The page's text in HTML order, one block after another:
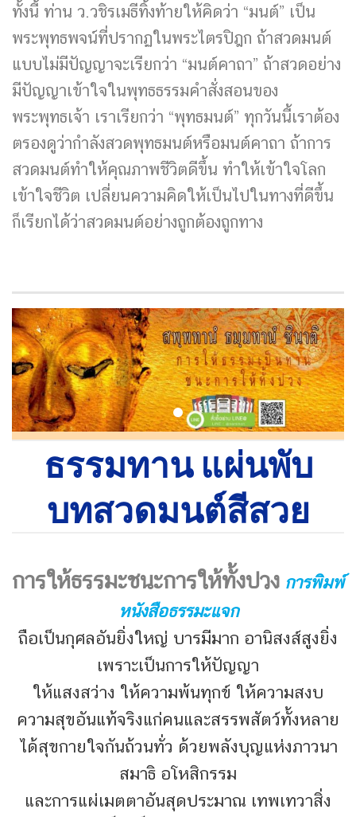
ทั้งนี้ ท่าน ว.วชิรเมธีทิ้งท้ายให้คิดว่า “มนต์” เป็น
พระพุทธพจน์ที่ปรากฏในพระไตรปิฎก ถ้าสวดมนต์
แบบไม่มีปัญญาจะเรียกว่า “มนต์คาถา” ถ้าสวดอย่าง
มีปัญญาเข้าใจในพุทธธรรมคำสั่งสอนของ
พระพุทธเจ้า เราเรียกว่า “พุทธมนต์” ทุกวันนี้เราต้อง
ตรองดูว่ากำลังสวดพุทธมนต์หรือมนต์คาถา ถ้าการ
สวดมนต์ทำให้คุณภาพชีวิตดีขึ้น ทำให้เข้าใจโลก
เข้าใจชีวิต เปลี่ยนความคิดให้เป็นไปในทางที่ดีขึ้น
ก็เรียกได้ว่าสวดมนต์อย่างถูกต้องถูกทาง
ธรรมทาน แผ่นพับ
บทสวดมนต์สีสวย
การให้ธรรมะชนะการให้ทั้งปวง การพิมพ์
หนังสือธรรมะแจก
ถือเป็นกุศลอันยิ่งใหญ่ บารมีมาก อานิสงส์สูงยิ่ง
เพราะเป็นการให้ปัญญา
ให้แสงสว่าง ให้ความพ้นทุกข์ ให้ความสงบ
ความสุขอันแท้จริงแก่คนและสรรพสัตว์ทั้งหลาย
ได้สุขกายใจกันถ้วนทั่ว ด้วยพลังบุญแห่งภาวนา
สมาธิ อโหสิกรรม
และการแผ่เมตตาอันสุดประมาณ เทพเทวาสิ่ง